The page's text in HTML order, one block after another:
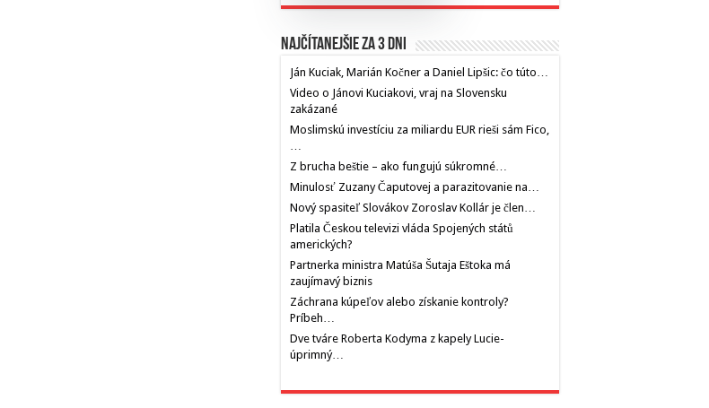
Najčítanejšie za 3 dni
Ján Kuciak, Marián Kočner a Daniel Lipšic: čo túto…
Video o Jánovi Kuciakovi, vraj na Slovensku
zakázané
Moslimskú investíciu za miliardu EUR rieši sám Fico,
…
Z brucha beštie – ako fungujú súkromné…
Minulosť Zuzany Čaputovej a parazitovanie na…
Nový spasiteľ Slovákov Zoroslav Kollár je člen…
Platila Českou televizi vláda Spojených států
amerických?
Partnerka ministra Matúša Šutaja Eštoka má
zaujímavý biznis
Záchrana kúpeľov alebo získanie kontroly?
Príbeh…
Dve tváre Roberta Kodyma z kapely Lucie-
úprimný…